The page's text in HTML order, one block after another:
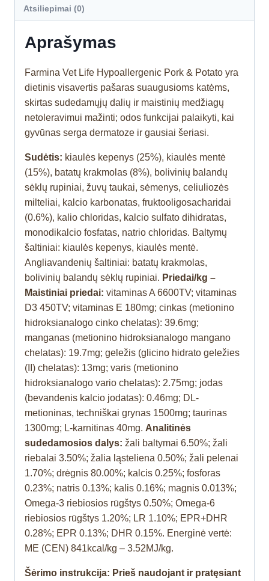
Atsiliepimai (0)
Aprašymas
Farmina Vet Life Hypoallergenic Pork & Potato yra
dietinis visavertis pašaras suaugusioms katėms,
skirtas sudedamųjų dalių ir maistinių medžiagų
netoleravimui mažinti; odos funkcijai palaikyti, kai
gyvūnas serga dermatoze ir gausiai šeriasi.
Sudėtis: kiaulės kepenys (25%), kiaulės mentė
(15%), batatų krakmolas (8%), bolivinių balandų
sėklų rupiniai, žuvų taukai, sėmenys, celiuliozės
milteliai, kalcio karbonatas, fruktooligosacharidai
(0.6%), kalio chloridas, kalcio sulfato dihidratas,
monodikalcio fosfatas, natrio chloridas. Baltymų
šaltiniai: kiaulės kepenys, kiaulės mentė.
Angliavandenių šaltiniai: batatų krakmolas,
bolivinių balandų sėklų rupiniai. Priedai/kg –
Maistiniai priedai: vitaminas A 6600TV; vitaminas
D3 450TV; vitaminas E 180mg; cinkas (metionino
hidroksianalogo cinko chelatas): 39.6mg;
manganas (metionino hidroksianalogo mangano
chelatas): 19.7mg; geležis (glicino hidrato geležies
(II) chelatas): 13mg; varis (metionino
hidroksianalogo vario chelatas): 2.75mg; jodas
(bevandenis kalcio jodatas): 0.46mg; DL-
metioninas, techniškai grynas 1500mg; taurinas
1300mg; L-karnitinas 40mg. Analitinės
sudedamosios dalys: žali baltymai 6.50%; žali
riebalai 3.50%; žalia ląsteliena 0.50%; žali pelenai
1.70%; drėgnis 80.00%; kalcis 0.25%; fosforas
0.23%; natris 0.13%; kalis 0.16%; magnis 0.013%;
Omega-3 riebiosios rūgštys 0.50%; Omega-6
riebiosios rūgštys 1.20%; LR 1.10%; EPR+DHR
0.28%; EPR 0.13%; DHR 0.15%. Energinė vertė:
ME (CEN) 841kcal/kg – 3.52MJ/kg.
Šėrimo instrukcija: Prieš naudojant ir pratęsiant